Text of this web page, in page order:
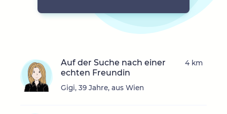
Auf der Suche nach einer
echten Freundin
Gigi, 39 Jahre, aus Wien
4 km